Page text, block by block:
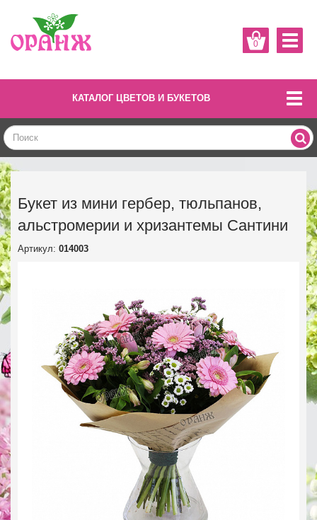
0
КАТАЛОГ ЦВЕТОВ И БУКЕТОВ
Букет из мини гербер, тюльпанов,
альстромерии и хризантемы Сантини
Артикул: 014003